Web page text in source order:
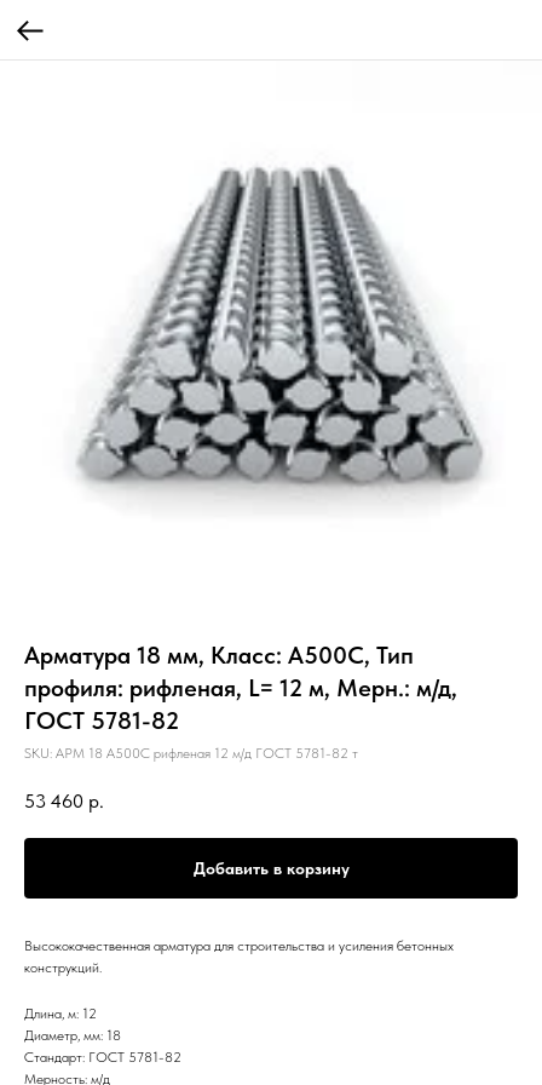
Арматура 18 мм, Класс: А500С, Тип
профиля: рифленая, L= 12 м, Мерн.: м/д,
ГОСТ 5781-82
SKU: АРМ 18 А500С рифленая 12 м/д ГОСТ 5781-82 т
53 460 р.
Добавить в корзину
Высококачественная арматура для строительства и усиления бетонных
конструкций.
Длина, м: 12
Диаметр, мм: 18
Стандарт: ГОСТ 5781-82
Мерность: м/д